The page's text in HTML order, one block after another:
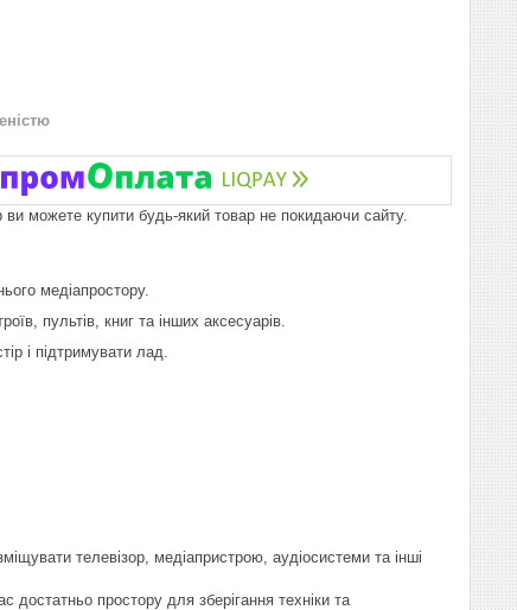
ви можете купити будь-який товар не покидаючи сайту.
медіапростору.
пультів, книг та інших аксесуарів.
і підтримувати лад.
телевізор, медіапристрою, аудіосистеми та інші
простору для зберігання техніки та